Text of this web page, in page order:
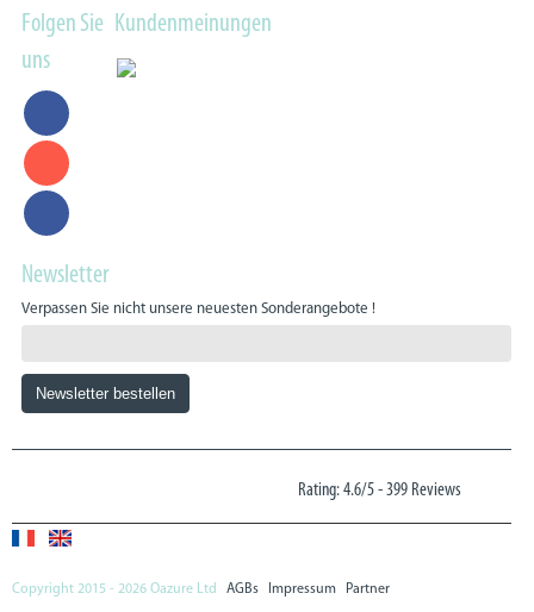
Folgen Sie
uns
Kundenmeinungen
Newsletter
Verpassen Sie nicht unsere neuesten Sonderangebote !
Rating: 4.6/5-399 Reviews
Copyright 2015 - 2026 Oazure Ltd AGBs Impressum Partner